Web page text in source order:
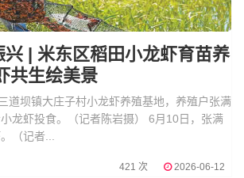
兴 | 米东区稻田小龙虾育苗养
共生绘美景
道坝镇大庄子村小龙虾养殖基地，养殖户张满
龙虾投食。（记者陈岩摄） 6月10日，张满
（记者...
421 次 2026-06-12